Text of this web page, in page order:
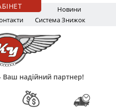
Новини
Система Знижок
Ваш надійний партнер!